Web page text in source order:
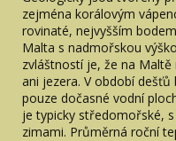
zejména korálovým
rovinaté, nejvyšším
Malta s nadmořskou
zvláštností je, že na
ani jezera. V období
pouze dočasné vodní
je typicky středomořské,
zimami. Průměrná roční